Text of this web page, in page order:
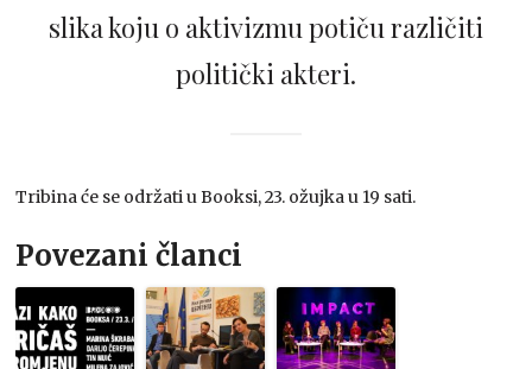
slika koju o aktivizmu potiču različiti
politički akteri.
Tribina će se održati u Booksi, 23. ožujka u 19 sati.
Povezani članci